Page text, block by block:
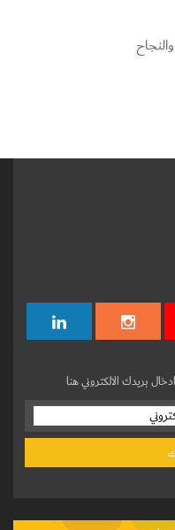
بريدك الالكتروني هنا